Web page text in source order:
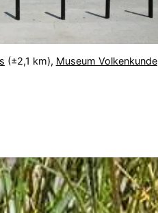
(±2,1 km), Museum Volkenkunde